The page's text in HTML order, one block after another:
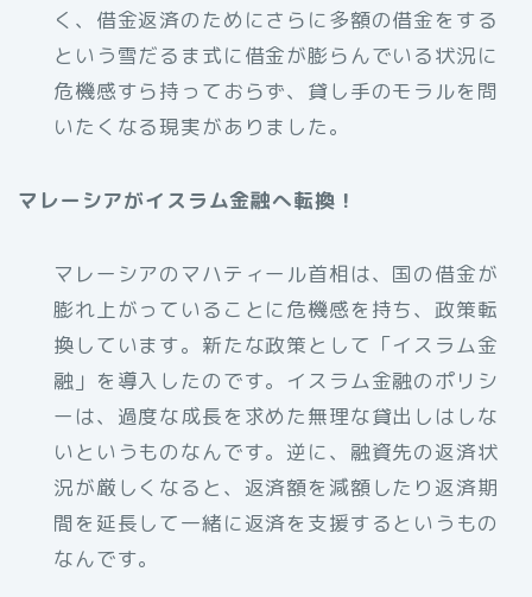
く、借金返済のためにさらに多額の借金をする
という雪だるま式に借金が膨らんでいる状況に
危機感すら持っておらず、貸し手のモラルを問
いたくなる現実がありました。
マレーシアがイスラム金融へ転換！
マレーシアのマハティール首相は、国の借金が
膨れ上がっていることに危機感を持ち、政策転
換しています。新たな政策として「イスラム金
融」を導入したのです。イスラム金融のポリシ
ーは、過度な成長を求めた無理な貸出しはしな
いというものなんです。逆に、融資先の返済状
況が厳しくなると、返済額を減額したり返済期
間を延長して一緒に返済を支援するというもの
なんです。